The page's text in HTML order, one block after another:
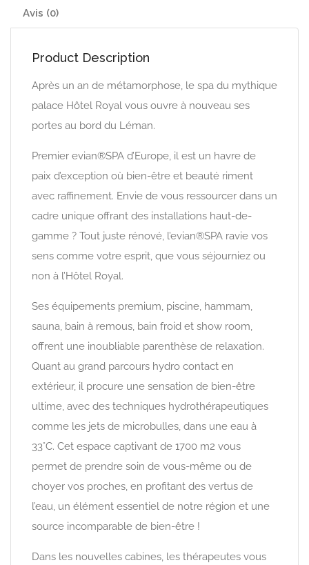
Avis (0)
Product Description
Après un an de métamorphose, le spa du mythique
palace Hôtel Royal vous ouvre à nouveau ses
portes au bord du Léman.
Premier evian®SPA d’Europe, il est un havre de
paix d’exception où bien-être et beauté riment
avec raffinement. Envie de vous ressourcer dans un
cadre unique offrant des installations haut-de-
gamme ? Tout juste rénové, l’evian®SPA ravie vos
sens comme votre esprit, que vous séjourniez ou
non à l’Hôtel Royal.
Ses équipements premium, piscine, hammam,
sauna, bain à remous, bain froid et show room,
offrent une inoubliable parenthèse de relaxation.
Quant au grand parcours hydro contact en
extérieur, il procure une sensation de bien-être
ultime, avec des techniques hydrothérapeutiques
comme les jets de microbulles, dans une eau à
33°C. Cet espace captivant de 1700 m2 vous
permet de prendre soin de vous-même ou de
choyer vos proches, en profitant des vertus de
l’eau, un élément essentiel de notre région et une
source incomparable de bien-être !
Dans les nouvelles cabines, les thérapeutes vous